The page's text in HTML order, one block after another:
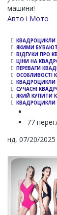
машини!
Channel
Авто і Мото
КВАДРОЦИКЛИ
ЯКИМИ
ВІДГУКИ ПРО
ЦІНИ НА
ПЕРЕВАГИ
ОСОБЛИВОСТІ
СУЧАСНІ
ЯКИЙ КУПИТИ
КВАДРОЦИКЛИ
77
нд, 07/20/2025